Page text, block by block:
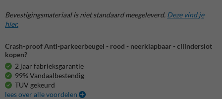
Bevestigingsmateriaal is niet standaard meegeleverd. Deze vind je
hier.
Crash-proof Anti-parkeerbeugel - rood - neerklapbaar - cilinderslot
kopen?
2 jaar fabrieksgarantie
99% Vandaalbestendig
TUV gekeurd
lees over alle voordelen